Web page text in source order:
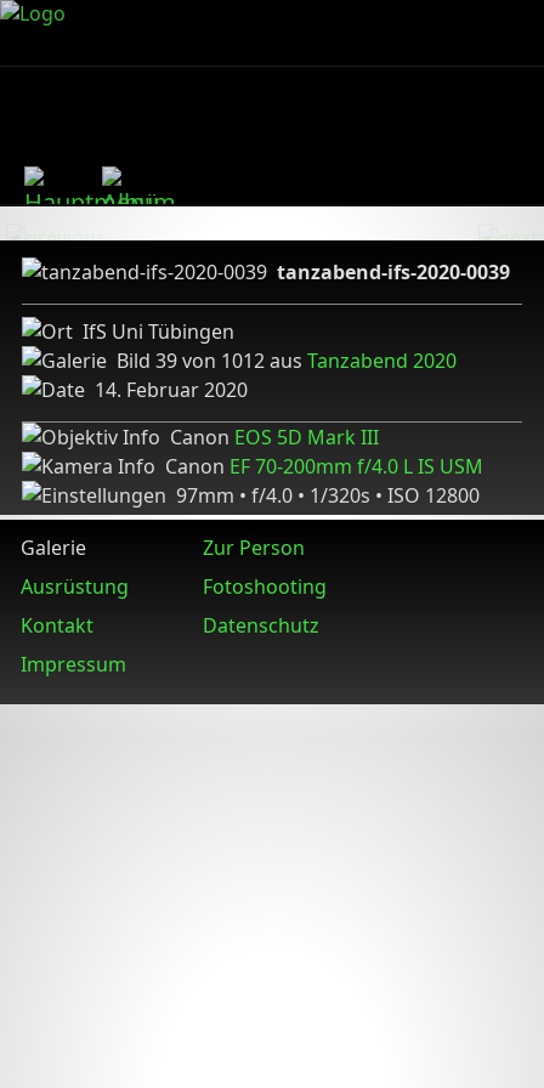
tanzabend-ifs-2020-0039
IfS Uni Tübingen
Bild 39 von 1012 aus Tanzabend 2020
14. Februar 2020
Canon EOS 5D Mark III
Canon EF 70-200mm f/4.0 L IS USM
97mm • f/4.0 • 1/320s • ISO 12800
Galerie
Zur Person
Ausrüstung
Fotoshooting
Kontakt
Datenschutz
Impressum